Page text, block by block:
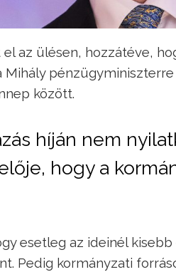
az ülésen, hozzátéve,
Mihály
között.
híján nem
hogy a
esetleg az ideinél
Pedig kormányzati